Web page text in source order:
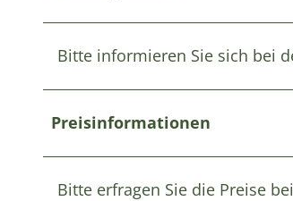
Bitte informieren Sie sich bei
Preisinformationen
Bitte erfragen Sie die Preise